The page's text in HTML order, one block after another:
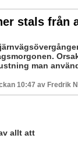
stals från
man
10:47 av Fredrik
allt att